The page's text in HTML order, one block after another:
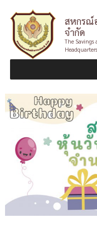
content
สหกรณ์
จำกัด
The Savings